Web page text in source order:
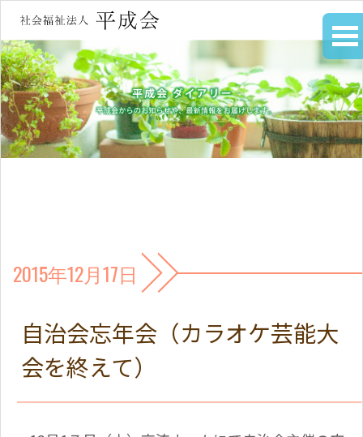
2015年12月17日
自治会忘年会（カラオケ芸能大
会を終えて）